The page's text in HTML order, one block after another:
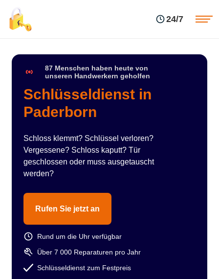
24/7
87 Menschen haben heute von
unseren Handwerkern geholfen
Schlüsseldienst in
Paderborn
Schloss klemmt? Schlüssel verloren?
Vergessene? Schloss kaputt? Tür
geschlossen oder muss ausgetauscht
werden?
Rufen Sie jetzt an
Rund um die Uhr verfügbar
Über 7 000 Reparaturen pro Jahr
Schlüsseldienst zum Festpreis